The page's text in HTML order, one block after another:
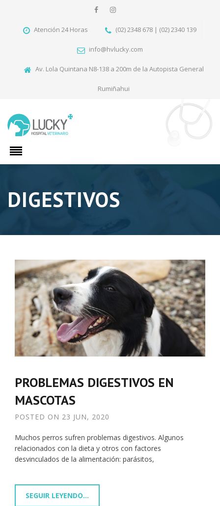
Atención 24 Horas (02) 2348 678 | (02) 2340 139
info@hvlucky.com
Av. Lola Quintana N8-138 a 200m de la Autopista General
Rumiñahui
DIGESTIVOS
PROBLEMAS DIGESTIVOS EN
MASCOTAS
POSTED ON 23 JUN, 2020
Muchos perros sufren problemas digestivos. Algunos
relacionados con la dieta y otros con factores
desvinculados de la alimentación: parásitos,
SEGUIR LEYENDO...